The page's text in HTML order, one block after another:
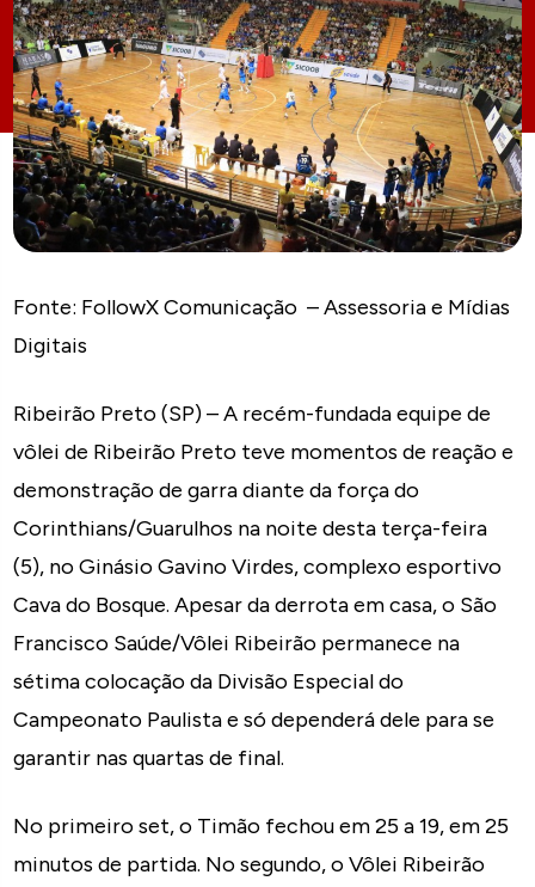
Fonte: FollowX Comunicação – Assessoria e Mídias
Digitais
Ribeirão Preto (SP) – A recém-fundada equipe de
vôlei de Ribeirão Preto teve momentos de reação e
demonstração de garra diante da força do
Corinthians/Guarulhos na noite desta terça-feira
(5), no Ginásio Gavino Virdes, complexo esportivo
Cava do Bosque. Apesar da derrota em casa, o São
Francisco Saúde/Vôlei Ribeirão permanece na
sétima colocação da Divisão Especial do
Campeonato Paulista e só dependerá dele para se
garantir nas quartas de final.
No primeiro set, o Timão fechou em 25 a 19, em 25
minutos de partida. No segundo, o Vôlei Ribeirão